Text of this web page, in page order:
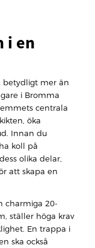
i en
betydligt mer än
i Bromma
centrala
öka
Innan du
koll på
olika delar,
att skapa en
charmiga 20-
ställer höga krav
En trappa i
ska också